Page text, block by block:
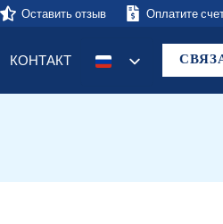
Оставить отзыв Оплатите
КОНТАКТ